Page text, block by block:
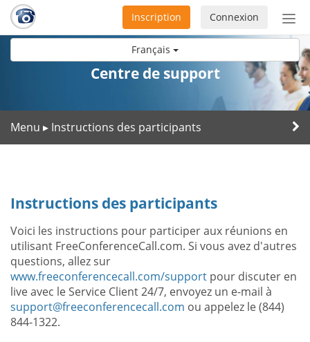
Français
ou
la
Connexion
Inscription
Centre de support
Menu ▸ Instructions des participants
Instructions des participants
Voici les instructions pour participer aux réunions en
utilisant FreeConferenceCall.com. Si vous avez d'autres
questions, allez sur
www.freeconferencecall.com/support pour discuter en
live avec le Service Client 24/7, envoyez un e-mail à
support@freeconferencecall.com ou appelez le (844)
844-1322.